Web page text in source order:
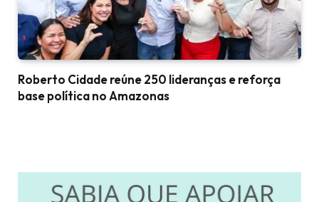
Roberto Cidade reúne 250 lideranças e reforça
base política no Amazonas